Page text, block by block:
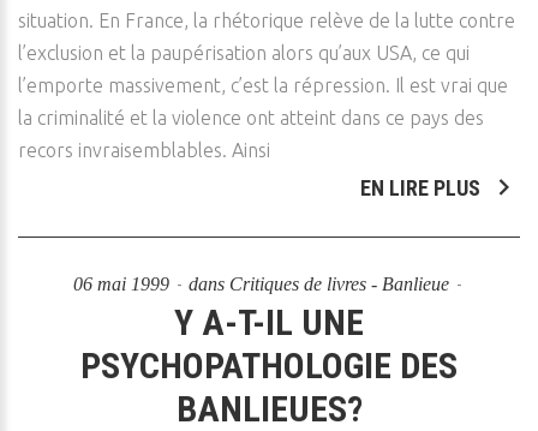
situation. En France, la rhétorique relève de la lutte contre
l’exclusion et la paupérisation alors qu’aux USA, ce qui
l’emporte massivement, c’est la répression. Il est vrai que
la criminalité et la violence ont atteint dans ce pays des
recors invraisemblables. Ainsi
EN LIRE PLUS
06 mai 1999 dans Critiques de livres - Banlieue
Y A-T-IL UNE
PSYCHOPATHOLOGIE DES
BANLIEUES?